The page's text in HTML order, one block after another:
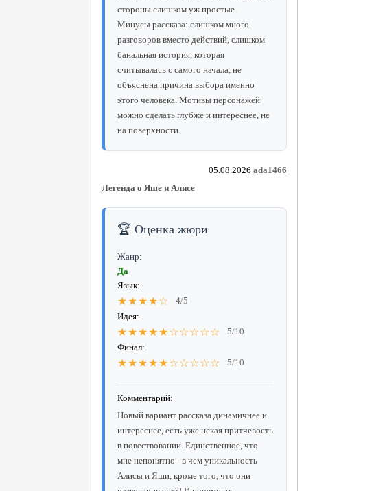
стороны слишком уж простые.
Минусы рассказа: слишком много
разговоров вместо действий, слишком
банальная история, которая
считывалась с самого начала, не
объяснена причина выбора именно
этого человека. Мотивы персонажей
можно сделать глубже и интереснее, не
на поверхности.
05.08.2026 ada1466
Легенда о Яше и Алисе
🏆 Оценка жюри
Жанр:
Да
Язык:
★★★★☆
4/5
Идея:
★★★★★☆☆☆☆☆
5/10
Финал:
★★★★★☆☆☆☆☆ 5/10
Комментарий:
Новый вариант рассказа динамичнее и
интереснее, есть уже некая притчевость
в повествовании. Единственное, что
мне непонятно - в чем уникальность
Алисы и Яши, кроме того, что они